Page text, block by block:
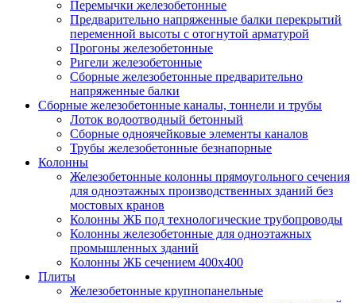
Перемычки железобетонные
Предварительно напряженные балки перекрытий
переменной высоты с отогнутой арматурой
Прогоны железобетонные
Ригели железобетонные
Сборные железобетонные предварительно
напряженные балки
Сборные железобетонные каналы, тоннели и трубы
Лоток водоотводный бетонный
Сборные одноячейковые элементы каналов
Трубы железобетонные безнапорные
Колонны
Железобетонные колонны прямоугольного сечения
для одноэтажных производственных зданий без
мостовых кранов
Колонны ЖБ под технологические трубопроводы
Колонны железобетонные для одноэтажных
промышленных зданий
Колонны ЖБ сечением 400х400
Плиты
Железобетонные крупнопанельные